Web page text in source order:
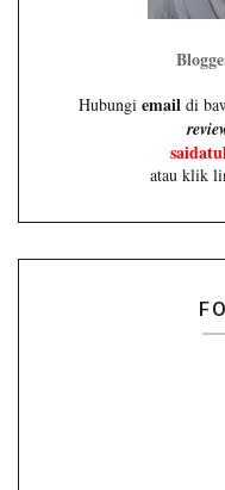
Hubungi emaildi
atau klik